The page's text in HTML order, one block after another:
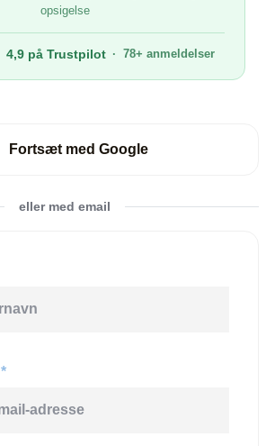
opsigelse
4,9 på Trustpilot · 78+ anmeldelser
Fortsæt med Google
eller med email
*